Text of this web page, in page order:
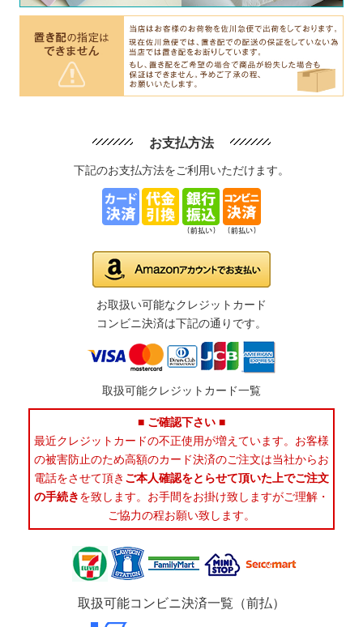
お支払方法
下記のお支払方法をご利用いただけます。
お取扱い可能なクレジットカード
コンビニ決済は下記の通りです。
取扱可能クレジットカード一覧
■ ご確認下さい ■
最近クレジットカードの不正使用が増えています。お客様
の被害防止のため高額のカード決済のご注文は当社からお
電話をさせて頂き ご本人確認をとらせて頂いた上でご注文
の手続きを致します。お手間をお掛け致しますがご理解・
ご協力の程お願い致します。
取扱可能コンビニ決済一覧（前払）